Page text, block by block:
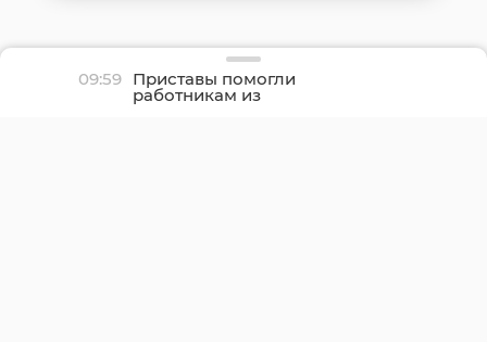
09:59 Приставы помогли
работникам из
Кингисеппского района